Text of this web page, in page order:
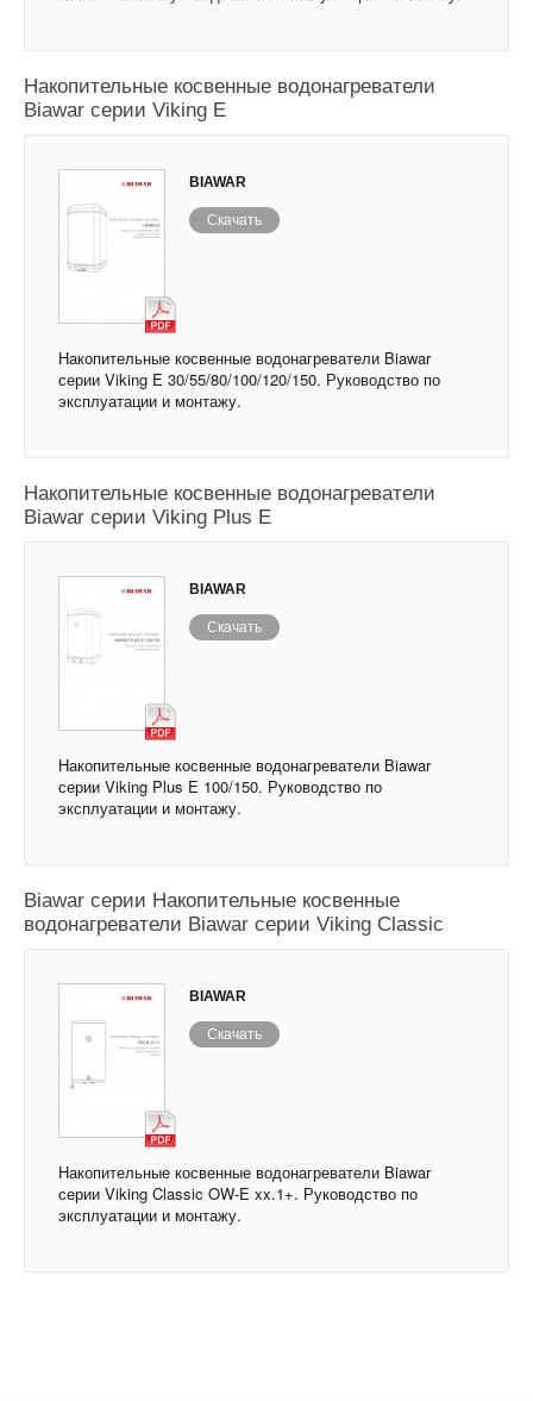
Накопительные косвенные водонагреватели
Biawar серии Viking E
BIAWAR
Скачать
Накопительные косвенные водонагреватели Biawar
серии Viking E 30/55/80/100/120/150. Руководство по
эксплуатации и монтажу.
Накопительные косвенные водонагреватели
Biawar серии Viking Plus E
BIAWAR
Скачать
Накопительные косвенные водонагреватели Biawar
серии Viking Plus E 100/150. Руководство по
эксплуатации и монтажу.
Biawar серии Накопительные косвенные
водонагреватели Biawar серии Viking Classic
BIAWAR
Скачать
Накопительные косвенные водонагреватели Biawar
серии Viking Classic OW-E xx.1+. Руководство по
эксплуатации и монтажу.